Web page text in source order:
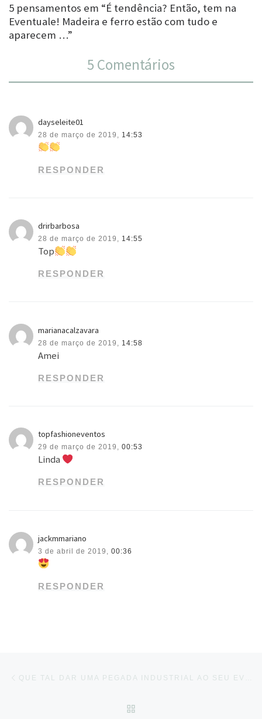
5 pensamentos em “É tendência? Então, tem na
Eventuale! Madeira e ferro estão com tudo e
aparecem …”
5 Comentários
dayseleite01
28 de março de 2019, 14:53
RESPONDER
drirbarbosa
28 de março de 2019, 14:55
Top
RESPONDER
marianacalzavara
28 de março de 2019, 14:58
Amei
RESPONDER
topfashioneventos
29 de março de 2019, 00:53
Linda
RESPONDER
jackmmariano
3 de abril de 2019, 00:36
RESPONDER